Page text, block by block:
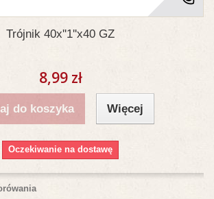
Trójnik 40x''1''x40 GZ
8,99 zł
do koszyka Więcej
Oczekiwanie na dostawę